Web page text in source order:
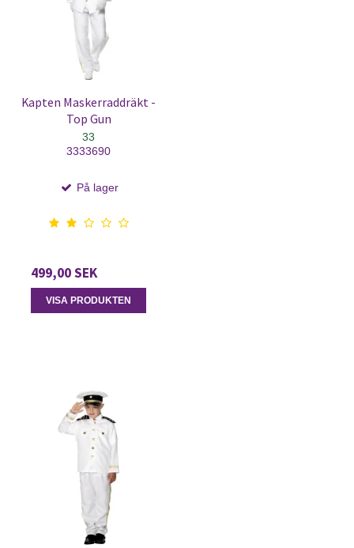
Kapten Maskerraddräkt -
Top Gun
33
3333690
På lager
499,00 SEK
VISA PRODUKTEN